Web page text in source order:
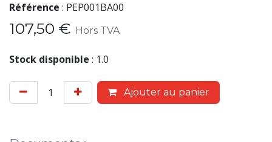
Référence : PEP001BA00
107,50 € Hors TVA
Stock disponible : 1.0
Ajouter au panier